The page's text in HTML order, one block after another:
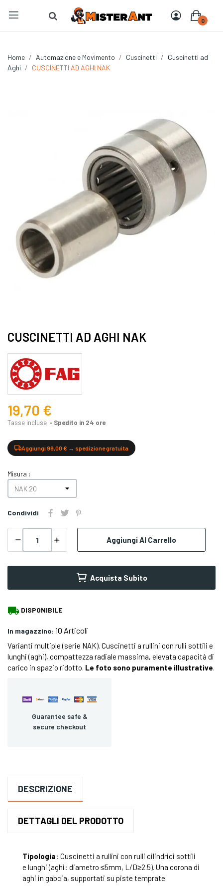
0
Home Automazione e Movimento Cuscinetti
Cuscinetti ad
Aghi
CUSCINETTI AD AGHI NAK
CUSCINETTI AD AGHI NAK
19,70 €
Tasse incluse Spedito in 24 ore
Aggiungi 99,00 € → spedizione gratuita
Misura :
Condividi
Aggiungi Al Carrello
Acquista Subito
local_shipping DISPONIBILE
In magazzino: 10 Articoli
Varianti multiple (serie NAK). Cuscinetti a rullini con rulli sottili e
lunghi (aghi), compattezza radiale massima, elevata capacità di
carico in spazio ridotto. Le foto sono puramente illustrative.
Guarantee safe &
secure checkout
DESCRIZIONE
DETTAGLI DEL PRODOTTO
Tipologia: Cuscinetti a rullini con rulli cilindrici sottili
e lunghi (aghi: diametro ≤5mm, L/D≥2.5). Una corona di
aghi in gabcia, supportati su piste temprate.